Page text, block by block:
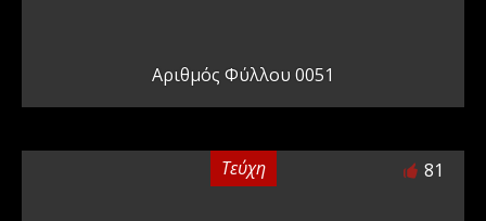
Αριθμός Φύλλου 0051
Τεύχη 81